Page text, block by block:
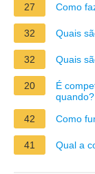
27
Como
32 Quais
32 Quais
20
É
quando?
42
Como
41 Qual a